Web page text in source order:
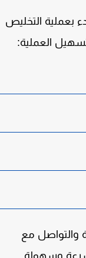
التخليص
العملية:
مع
وسهولة.